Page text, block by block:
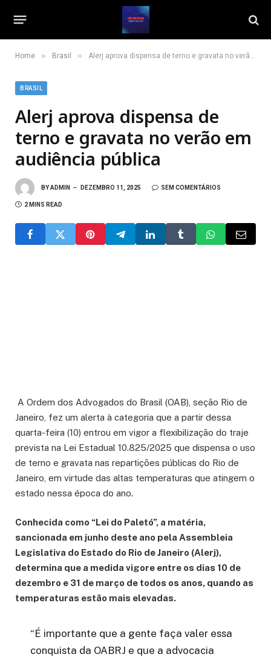
Home » Brasil » Alerj aprova dispensa de terno e gravata no verão em audiência pública
BRASIL
Alerj aprova dispensa de
terno e gravata no verão em
audiência pública
BYADMIN DEZEMBRO 11, 2025 SEM COMENTÁRIOS
2 MINS READ
A Ordem dos Advogados do Brasil (OAB), seção Rio de
Janeiro, fez um alerta à categoria que a partir dessa
quarta-feira (10) entrou em vigor a flexibilização do traje
prevista na Lei Estadual 10.825/2025 que dispensa o uso
de terno e gravata nas repartições públicas do Rio de
Janeiro, em virtude das altas temperaturas que atingem o
estado nessa época do ano.
Conhecida como “Lei do Paletó”, a matéria,
sancionada em junho deste ano pela Assembleia
Legislativa do Estado do Rio de Janeiro (Alerj),
determina que a medida vigore entre os dias 10 de
dezembro e 31 de março de todos os anos, quando as
temperaturas estão mais elevadas.
“É importante que a gente faça valer essa
conquista da OABRJ e que a advocacia